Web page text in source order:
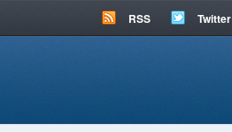
RSS Twitter